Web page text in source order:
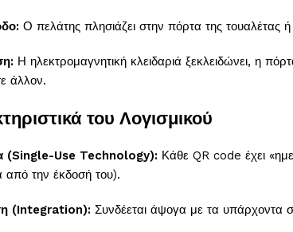
Ο πελάτης πλησιάζει στην πόρτα της
Η ηλεκτρομαγνητική κλειδαριά ξεκλειδώνει, η
άλλον.
του Λογισμικού
(Single-Use Technology): Κάθε QR code έχει
από την έκδοσή του).
(Integration): Συνδέεται άψογα με τα υπάρχοντα